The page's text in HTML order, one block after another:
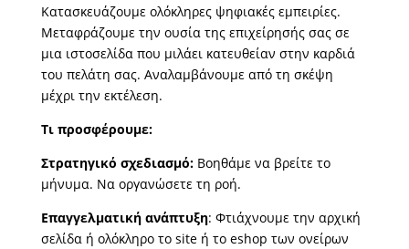
Κατασκευάζουμε ολόκληρες ψηφιακές εμπειρίες.
Μεταφράζουμε την ουσία της επιχείρησής σας σε
μια ιστοσελίδα που μιλάει κατευθείαν στην καρδιά
του πελάτη σας. Αναλαμβάνουμε από τη σκέψη
μέχρι την εκτέλεση.
Τι προσφέρουμε:
Στρατηγικό σχεδιασμό:Βοηθάμε να βρείτε το
μήνυμα. Να οργανώσετε τη ροή.
Επαγγελματική ανάπτυξη: Φτιάχνουμε την αρχική
σελίδα ή ολόκληρο το site ή το eshop των ονείρων